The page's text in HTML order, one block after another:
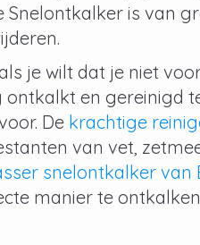
Snelontkalker is van
je wilt dat je niet
en gereinigd
De krachtige
van vet,
snelontkalker van
manier te